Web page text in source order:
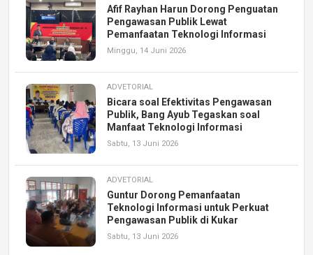
Afif Rayhan Harun Dorong Penguatan
Pengawasan Publik Lewat
Pemanfaatan Teknologi Informasi
Minggu, 14 Juni 2026
ADVETORIAL
Bicara soal Efektivitas Pengawasan
Publik, Bang Ayub Tegaskan soal
Manfaat Teknologi Informasi
Sabtu, 13 Juni 2026
ADVETORIAL
Guntur Dorong Pemanfaatan
Teknologi Informasi untuk Perkuat
Pengawasan Publik di Kukar
Sabtu, 13 Juni 2026